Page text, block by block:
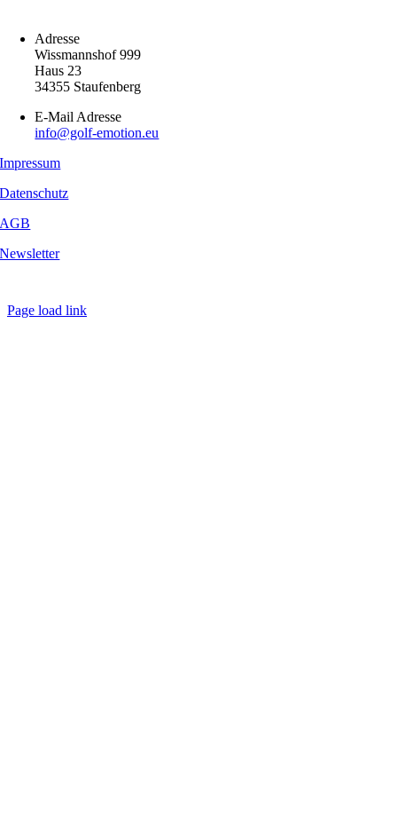
Adresse
Wissmannshof 999
Haus 23
34355 Staufenberg
E-Mail Adresse
info@golf-emotion.eu
Impressum
Datenschutz
AGB
Newsletter
Page load link